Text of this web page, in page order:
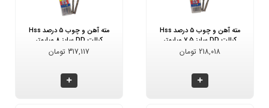
مته آهن و چوب 5 درصد Hss
کبالت DD سایز 7.5 میلیمتر
218,018 تومان
مته آهن و چوب 5 درصد Hss
کبالت DD سایز 8 میلیمتر
317,117 تومان